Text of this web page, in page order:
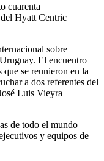
cuarenta
Hyatt Centric
sobre
El encuentro
se reunieron en la
a dos referentes del
Luis Vieyra
de todo el mundo
y equipos de